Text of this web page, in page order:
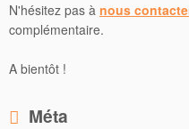
N'hésitez pas à nous
complémentaire.
A bientôt !
Méta